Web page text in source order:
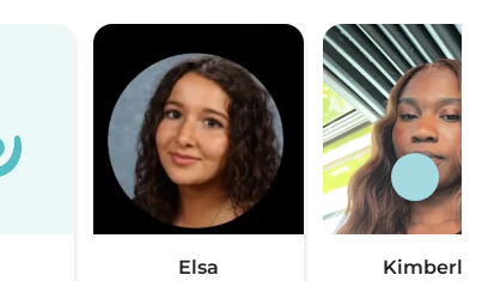
Elsa Kimberly